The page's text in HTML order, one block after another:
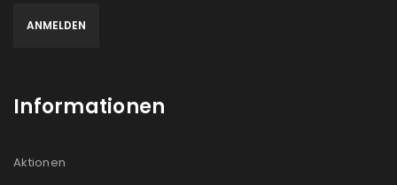
Informationen
Aktionen